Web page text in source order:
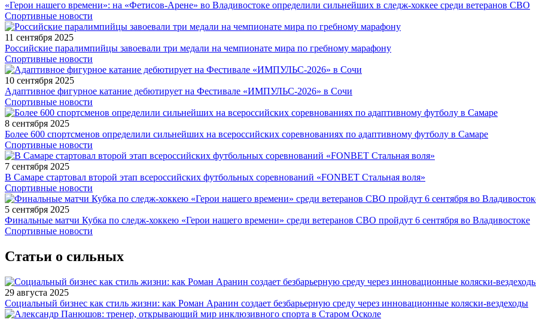
«Герои нашего времени»: на «Фетисов-Арене» во Владивостоке определили сильнейших в следж-хоккее среди ветеранов СВО
Спортивные новости
11 сентября 2025
Российские паралимпийцы завоевали три медали на чемпионате мира по гребному марафону
Спортивные новости
10 сентября 2025
Адаптивное фигурное катание дебютирует на Фестивале «ИМПУЛЬС-2026» в Сочи
Спортивные новости
8 сентября 2025
Более 600 спортсменов определили сильнейших на всероссийских соревнованиях по адаптивному футболу в Самаре
Спортивные новости
7 сентября 2025
В Самаре стартовал второй этап всероссийских футбольных соревнований «FONBET Стальная воля»
Спортивные новости
5 сентября 2025
Финальные матчи Кубка по следж-хоккею «Герои нашего времени» среди ветеранов СВО пройдут 6 сентября во Владивостоке
Спортивные новости
Статьи о сильных
29 августа 2025
Социальный бизнес как стиль жизни: как Роман Аранин создает безбарьерную среду через инновационные коляски-вездеходы